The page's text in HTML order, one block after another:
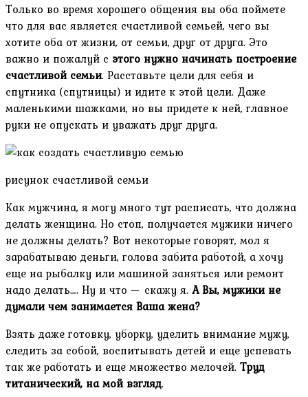
Только во время хорошего общения вы оба поймете
что для вас является счастливой семьей, чего вы
хотите оба от жизни, от семьи, друг от друга. Это
важно и пожалуй с этого нужно начинать построение
счастливой семьи. Расставьте цели для себя и
спутника (спутницы) и идите к этой цели. Даже
маленькими шажками, но вы придете к ней, главное
руки не опускать и уважать друг друга.
рисунок счастливой семьи
Как мужчина, я могу много тут расписать, что должна
делать женщина. Но стоп, получается мужики ничего
не должны делать? Вот некоторые говорят, мол я
зарабатываю деньги, голова забита работой, а хочу
еще на рыбалку или машиной заняться или ремонт
надо делать…. Ну и что — скажу я. А Вы, мужики не
думали чем занимается Ваша жена?
Взять даже готовку, уборку, уделить внимание мужу,
следить за собой, воспитывать детей и еще успевать
так же работать и еще множество мелочей. Труд
титанический, на мой взгляд.